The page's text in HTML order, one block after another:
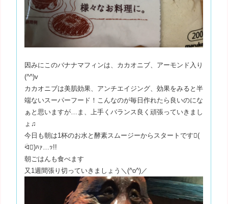
因みにこのバナナマフィンは、カカオニブ、アーモンド入り
(^^)v
カカオニブは美肌効果、アンチエイジング、効果をみると半
端ないスーパーフード！こんなのが毎日作れたら良いのにな
ぁと思いますが…ま、上手くバランス良く頑張っていきまし
ょ♫
今日も朝は1杯のお水と酵素スムージーからスタートです(
ᐛ)ﾊｧ…ｯ!!
朝ごはんも食べます
又1週間張り切っていきましょう＼(^o^)／